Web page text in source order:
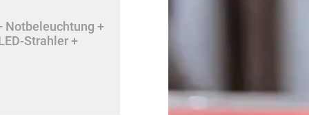
Notbeleuchtung +
Strahler +